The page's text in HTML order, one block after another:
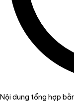
Nội dung tổng hợp